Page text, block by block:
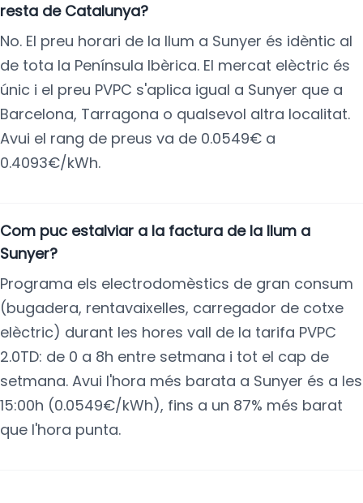
resta de Catalunya?
No. El preu horari de la llum a Sunyer és idèntic al
de tota la Península Ibèrica. El mercat elèctric és
únic i el preu PVPC s'aplica igual a Sunyer que a
Barcelona, Tarragona o qualsevol altra localitat.
Avui el rang de preus va de 0.0549€ a
0.4093€/kWh.
Com puc estalviar a la factura de la llum a
Sunyer?
Programa els electrodomèstics de gran consum
(bugadera, rentavaixelles, carregador de cotxe
elèctric) durant les hores vall de la tarifa PVPC
2.0TD: de 0 a 8h entre setmana i tot el cap de
setmana. Avui l'hora més barata a Sunyer és a les
15:00h (0.0549€/kWh), fins a un 87% més barat
que l'hora punta.